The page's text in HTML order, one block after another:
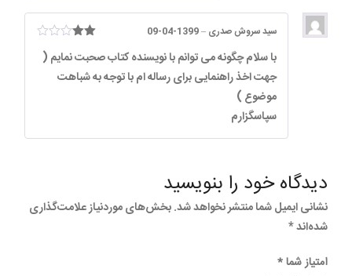
ز2
سید سروش صدری –
1399-04-09
با سلام چگونه می توانم با نویسنده کتاب صحبت نمایم (
جهت اخذ راهنمایی برای رساله ام با توجه به شباهت
موضوع )
سپاسگزارم
دیدگاه خود را بنویسید
نشانی ایمیل شما منتشر نخواهد شد.بخش‌های موردنیاز علامت‌گذاری
شده‌اند*
امتیاز شما*